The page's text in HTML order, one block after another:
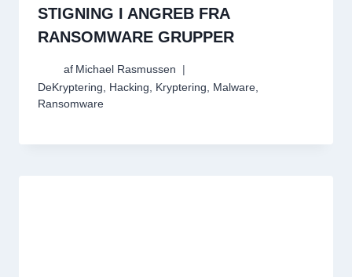
STIGNING I ANGREB FRA
RANSOMWARE GRUPPER
af Michael Rasmussen
DeKryptering
Hacking Kryptering Malware
Ransomware